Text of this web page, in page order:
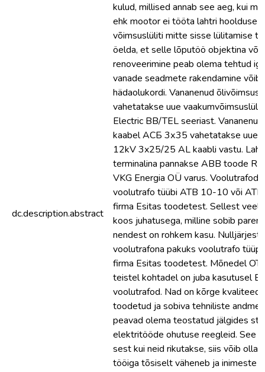
dc.description.abstract
kulud, millised annab see aeg, kui
ehk mootor ei tööta lahtri hoolduse
võimsuslüliti mitte sisse lülitamise
öelda, et selle lõputöö objektina
renoveerimine peab olema tehtud
vanade seadmete rakendamine
hädaolukordi. Vananenud
vahetatakse uue
Electric BB/TEL seeriast.
kaabel АСБ 3х35 vahetatakse uue
12kV 3x25/25 AL kaabli vastu.
terminalina pannakse ABB toode
VKG Energia OÜ varus.
voolutrafo tüübi ATB 10-10 või
firma Esitas toodetest. Sellest veel
koos juhatusega, milline sobib
nendest on rohkem kasu.
voolutrafona pakuks voolutrafo tüüpi
firma Esitas toodetest. Mõnedel
teistel kohtadel on juba kasutusel
voolutrafod. Nad on kõrge
toodetud ja sobiva tehniliste
peavad olema teostatud jälgides
elektritööde ohutuse reegleid. See
sest kui neid rikutakse, siis võib olla
tööiga tõsiselt väheneb ja inimeste